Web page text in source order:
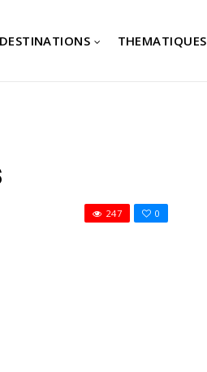
DESTINATIONS THEMATIQUES
0
247